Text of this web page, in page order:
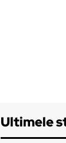
Ultimele